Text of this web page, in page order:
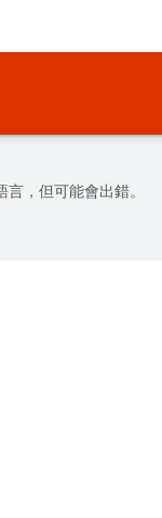
，但可能會出錯。